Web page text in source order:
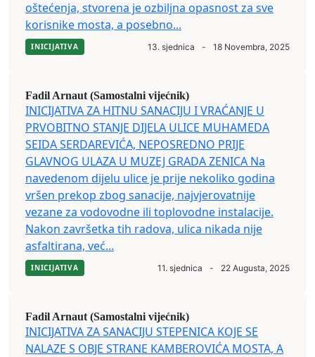
oštećenja, stvorena je ozbiljna opasnost za sve
korisnike mosta, a posebno...
INICIJATIVA 13. sjednica - 18 Novembra, 2025
Fadil Arnaut (Samostalni vijećnik)
INICIJATIVA ZA HITNU SANACIJU I VRAĆANJE U
PRVOBITNO STANJE DIJELA ULICE MUHAMEDA
SEIDA SERDAREVIĆA, NEPOSREDNO PRIJE
GLAVNOG ULAZA U MUZEJ GRADA ZENICA Na
navedenom dijelu ulice je prije nekoliko godina
vršen prekop zbog sanacije, najvjerovatnije
vezane za vodovodne ili toplovodne instalacije.
Nakon završetka tih radova, ulica nikada nije
asfaltirana, već...
INICIJATIVA 11. sjednica - 22 Augusta, 2025
Fadil Arnaut (Samostalni vijećnik)
INICIJATIVA ZA SANACIJU STEPENICA KOJE SE
NALAZE S OBJE STRANE KAMBEROVIĆA MOSTA, A